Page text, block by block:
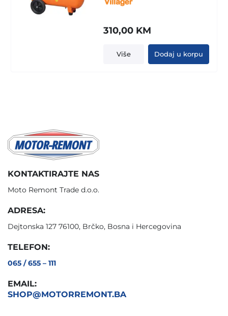
310,00 KM
Više Dodaj u korpu
KONTAKTIRAJTE NAS
Moto Remont Trade d.o.o.
ADRESA:
Dejtonska 127 76100, Brčko, Bosna i Hercegovina
TELEFON:
065 / 655 – 111
EMAIL:
SHOP@MOTORREMONT.BA